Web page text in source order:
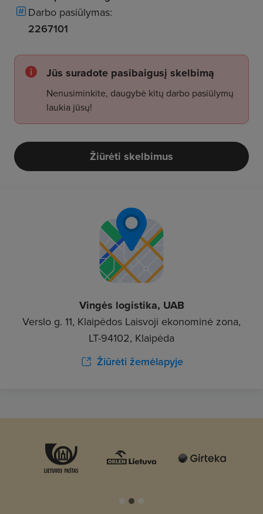
Darbo pasiūlymas:
2267101
Jūs suradote pasibaigusį skelbimą
Nenusiminkite, daugybė kitų darbo pasiūlymų
laukia jūsų!
Žiūrėti skelbimus
Vingės logistika, UAB
Verslo g. 11, Klaipėdos Laisvoji ekonominė zona,
LT-94102, Klaipėda
Žiūrėti žemėlapyje